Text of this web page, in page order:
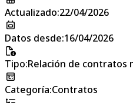
Actualizado:22/04/2026
Datos desde:16/04/2026
Tipo:Relación de contratos
Categoría:Contratos